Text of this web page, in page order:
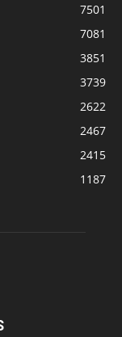
7501
7081
3851
3739
2622
2467
2415
1187